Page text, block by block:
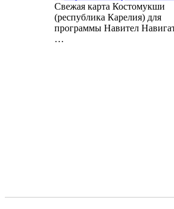
Свежая карта Костомукши
(республика Карелия) для
программы Навител
…